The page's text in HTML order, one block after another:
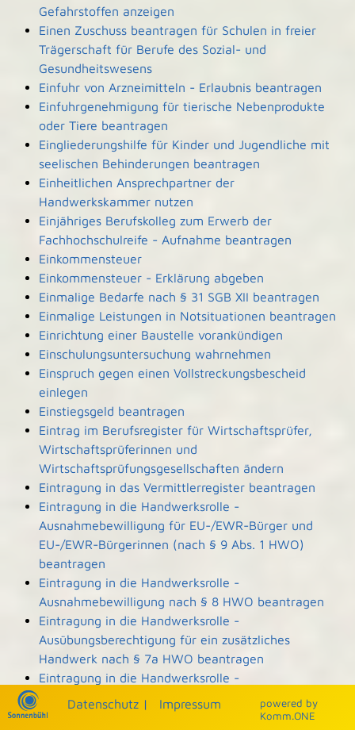
Gefahrstoffen anzeigen
Einen Zuschuss beantragen für Schulen in freier
Trägerschaft für Berufe des Sozial- und
Gesundheitswesens
Einfuhr von Arzneimitteln - Erlaubnis beantragen
Einfuhrgenehmigung für tierische Nebenprodukte
oder Tiere beantragen
Eingliederungshilfe für Kinder und Jugendliche mit
seelischen Behinderungen beantragen
Einheitlichen Ansprechpartner der
Handwerkskammer nutzen
Einjähriges Berufskolleg zum Erwerb der
Fachhochschulreife - Aufnahme beantragen
Einkommensteuer
Einkommensteuer - Erklärung abgeben
Einmalige Bedarfe nach § 31 SGB XII beantragen
Einmalige Leistungen in Notsituationen beantragen
Einrichtung einer Baustelle vorankündigen
Einschulungsuntersuchung wahrnehmen
Einspruch gegen einen Vollstreckungsbescheid
einlegen
Einstiegsgeld beantragen
Eintrag im Berufsregister für Wirtschaftsprüfer,
Wirtschaftsprüferinnen und
Wirtschaftsprüfungsgesellschaften ändern
Eintragung in das Vermittlerregister beantragen
Eintragung in die Handwerksrolle -
Ausnahmebewilligung für EU-/EWR-Bürger und
EU-/EWR-Bürgerinnen (nach § 9 Abs. 1 HWO)
beantragen
Eintragung in die Handwerksrolle -
Ausnahmebewilligung nach § 8 HWO beantragen
Eintragung in die Handwerksrolle -
Ausübungsberechtigung für ein zusätzliches
Handwerk nach § 7a HWO beantragen
Eintragung in die Handwerksrolle -
Ausübungsberechtigung nach § 7b HWO
beantragen
powered by
Komm.ONE
Datenschutz | Impressum